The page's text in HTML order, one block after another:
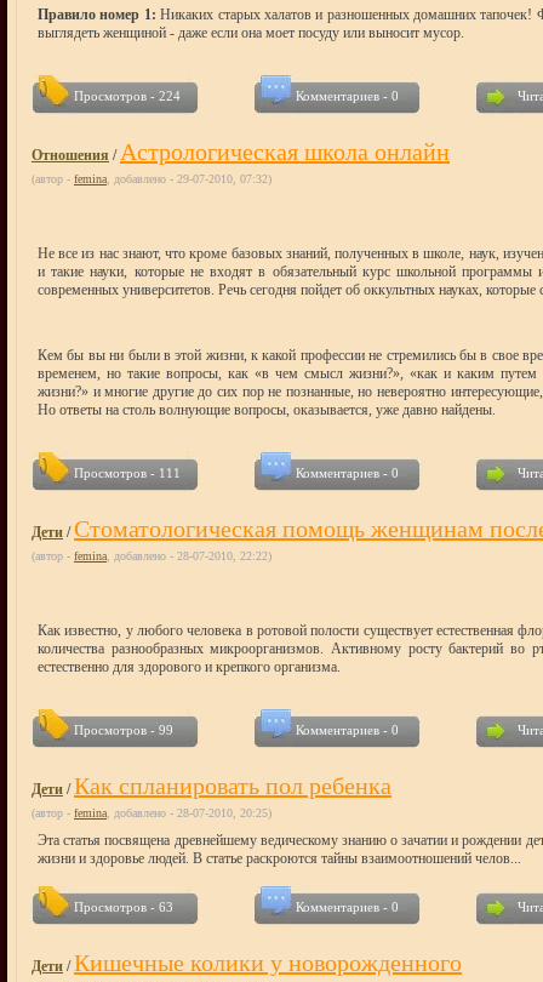
Правило номер 1: Никаких старых халатов и разношенных домашних тапочек!
выглядеть женщиной - даже если она моет посуду или выносит мусор.
Просмотров - 224 Комментариев - 0
Отношения / Астрологическая школа онлайн
(автор - femina , добавлено - 29-07-2010, 07:32)
Не все из нас знают, что кроме базовых знаний, полученных в школе, наук,
и такие науки, которые не входят в обязательный курс школьной
современных университетов. Речь сегодня пойдет об оккультных науках,
Кем бы вы ни были в этой жизни, к какой профессии не стремились бы в свое
временем, но такие вопросы, как «в чем смысл жизни?», «как и каким путем
жизни?» и многие другие до сих пор не познанные, но невероятно
Но ответы на столь волнующие вопросы, оказывается, уже давно найдены.
Просмотров - 111 Комментариев - 0
Дети /Стоматологическая помощь женщинам
(автор - femina , добавлено - 28-07-2010, 22:22)
Как известно, у любого человека в ротовой полости существует естественная
количества разнообразных микроорганизмов. Активному росту бактерий во
естественно для здорового и крепкого организма.
Просмотров - 99 Комментариев - 0
Дети /Как спланировать пол ребенка
(автор - femina , добавлено - 28-07-2010, 20:25)
Эта статья посвящена древнейшему ведическому знанию о зачатии и рождении
жизни и здоровье людей. В статье раскроются тайны взаимоотношений челов...
Просмотров - 63 Комментариев - 0
Дети /Кишечные колики у новорожденного